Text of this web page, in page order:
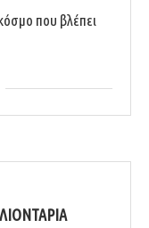
που βλέπει